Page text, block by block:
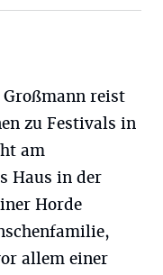
reist
zu Festivals in
am
Haus in der
Horde
allem einer